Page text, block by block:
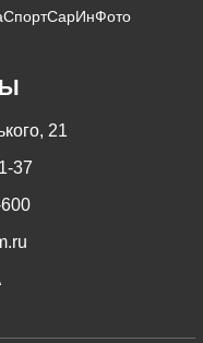
СпортСарИнФото
21
37